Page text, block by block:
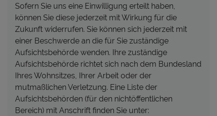
Sofern Sie uns eine Einwilligung erteilt haben,
können Sie diese jederzeit mit Wirkung für die
Zukunft widerrufen. Sie können sich jederzeit mit
einer Beschwerde an die für Sie zuständige
Aufsichtsbehörde wenden. Ihre zuständige
Aufsichtsbehörde richtet sich nach dem Bundesland
Ihres Wohnsitzes, Ihrer Arbeit oder der
mutmaßlichen Verletzung. Eine Liste der
Aufsichtsbehörden (für den nichtöffentlichen
Bereich) mit Anschrift finden Sie unter: